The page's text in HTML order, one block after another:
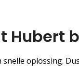
Hubert
oplossing.